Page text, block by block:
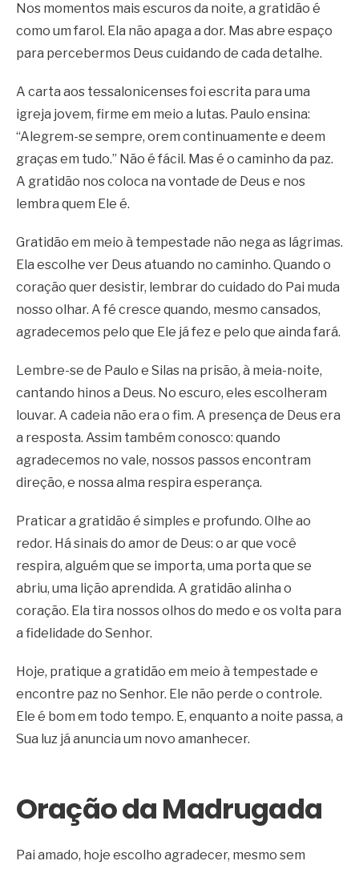
Nos momentos mais escuros da noite, a gratidão é
como um farol. Ela não apaga a dor. Mas abre espaço
para percebermos Deus cuidando de cada detalhe.
A carta aos tessalonicenses foi escrita para uma
igreja jovem, firme em meio a lutas. Paulo ensina:
“Alegrem-se sempre, orem continuamente e deem
graças em tudo.” Não é fácil. Mas é o caminho da paz.
A gratidão nos coloca na vontade de Deus e nos
lembra quem Ele é.
Gratidão em meio à tempestade não nega as lágrimas.
Ela escolhe ver Deus atuando no caminho. Quando o
coração quer desistir, lembrar do cuidado do Pai muda
nosso olhar. A fé cresce quando, mesmo cansados,
agradecemos pelo que Ele já fez e pelo que ainda fará.
Lembre-se de Paulo e Silas na prisão, à meia-noite,
cantando hinos a Deus. No escuro, eles escolheram
louvar. A cadeia não era o fim. A presença de Deus era
a resposta. Assim também conosco: quando
agradecemos no vale, nossos passos encontram
direção, e nossa alma respira esperança.
Praticar a gratidão é simples e profundo. Olhe ao
redor. Há sinais do amor de Deus: o ar que você
respira, alguém que se importa, uma porta que se
abriu, uma lição aprendida. A gratidão alinha o
coração. Ela tira nossos olhos do medo e os volta para
a fidelidade do Senhor.
Hoje, pratique a gratidão em meio à tempestade e
encontre paz no Senhor. Ele não perde o controle.
Ele é bom em todo tempo. E, enquanto a noite passa, a
Sua luz já anuncia um novo amanhecer.
Oração da Madrugada
Pai amado, hoje escolho agradecer, mesmo sem